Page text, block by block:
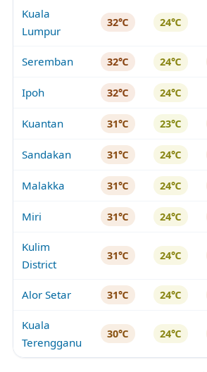
Kuala
Lumpur
32℃ 24℃
Seremban 32℃ 24℃
Ipoh 32℃ 24℃
Kuantan 31℃ 23℃
Sandakan 31℃ 24℃
Malakka 31℃ 24℃
Miri 31℃ 24℃
Kulim
District
31℃ 24℃
Alor Setar 31℃ 24℃
Kuala
Terengganu
30℃ 24℃